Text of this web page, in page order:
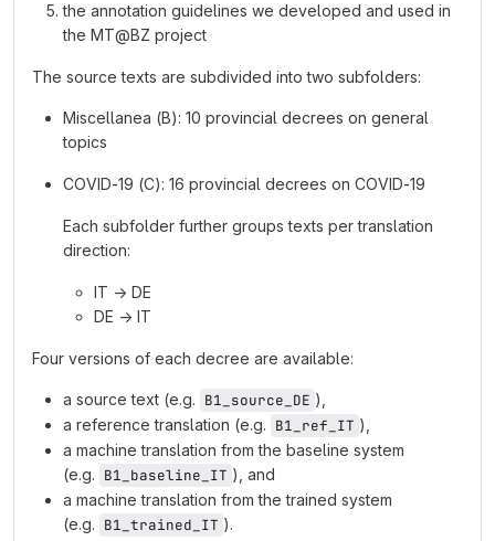
the annotation guidelines we developed and used in
the MT@BZ project
The source texts are subdivided into two subfolders:
Miscellanea (B): 10 provincial decrees on general
topics
COVID-19 (C): 16 provincial decrees on COVID-19
Each subfolder further groups texts per translation
direction:
IT → DE
DE → IT
Four versions of each decree are available:
a source text (e.g. B1_source_DE ),
a reference translation (e.g. B1_ref_IT ),
a machine translation from the baseline system
(e.g. B1_baseline_IT ), and
a machine translation from the trained system
(e.g. B1_trained_IT ).